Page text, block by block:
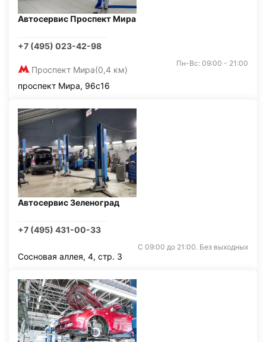
Автосервис Проспект Мира
+7 (495) 023-42-98
Проспект Мира(0,4 км)
Пн-Вс: 09:00 - 21:00
проспект Мира, 96с16
Автосервис Зеленоград
+7 (495) 431-00-33
С 09:00 до 21:00. Без выходных
Сосновая аллея, 4, стр. 3